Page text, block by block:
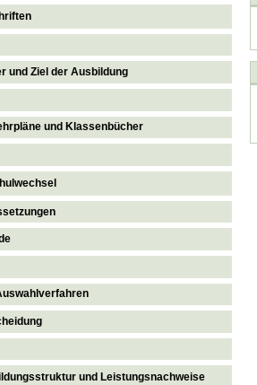
und Ziel der Ausbildung
und Klassenbücher
und Leistungsnachweise